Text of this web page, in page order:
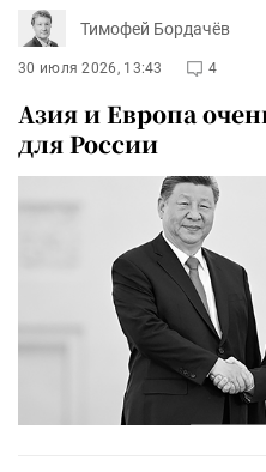
Тимофей Бордачёв
30 июля 2026, 13:43 4
Азия и Европа
для России